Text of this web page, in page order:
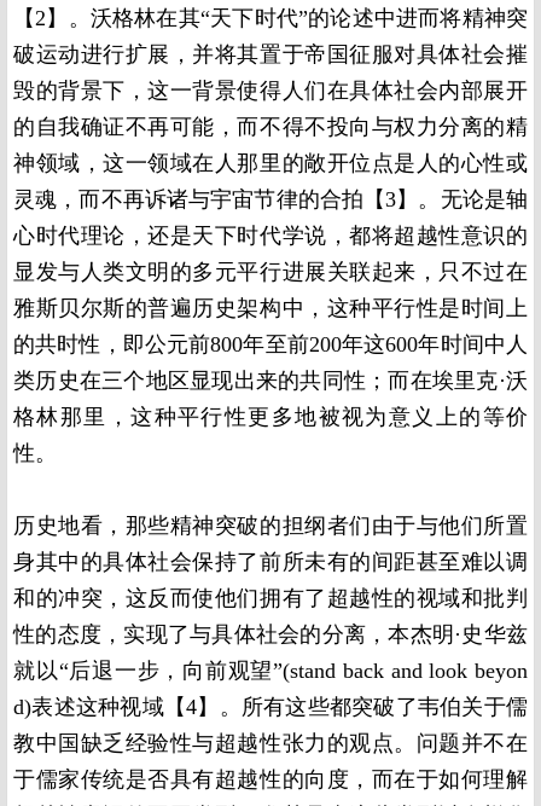
【2】。沃格林在其“天下时代”的论述中进而将精神突
破运动进行扩展，并将其置于帝国征服对具体社会摧
毁的背景下，这一背景使得人们在具体社会内部展开
的自我确证不再可能，而不得不投向与权力分离的精
神领域，这一领域在人那里的敞开位点是人的心性或
灵魂，而不再诉诸与宇宙节律的合拍【3】。无论是轴
心时代理论，还是天下时代学说，都将超越性意识的
显发与人类文明的多元平行进展关联起来，只不过在
雅斯贝尔斯的普遍历史架构中，这种平行性是时间上
的共时性，即公元前800年至前200年这600年时间中人
类历史在三个地区显现出来的共同性；而在埃里克·沃
格林那里，这种平行性更多地被视为意义上的等价
性。
历史地看，那些精神突破的担纲者们由于与他们所置
身其中的具体社会保持了前所未有的间距甚至难以调
和的冲突，这反而使他们拥有了超越性的视域和批判
性的态度，实现了与具体社会的分离，本杰明·史华兹
就以“后退一步，向前观望”(stand back and look beyon
d)表述这种视域【4】。所有这些都突破了韦伯关于儒
教中国缺乏经验性与超越性张力的观点。问题并不在
于儒家传统是否具有超越性的向度，而在于如何理解